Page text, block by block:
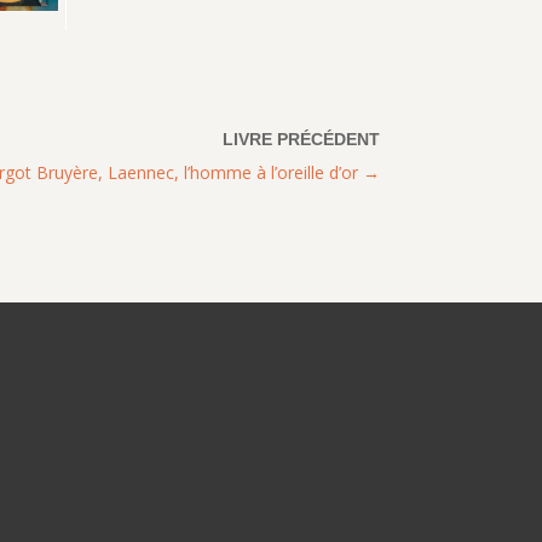
Bruyère, Laennec, l’homme à l’oreille d’or